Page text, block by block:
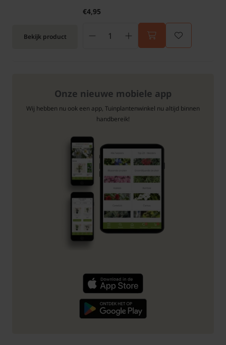
Bekijk product
€4,95
Onze nieuwe mobiele app
Wij hebben nu ook een app, Tuinplantenwinkel nu altijd binnen
handbereik!